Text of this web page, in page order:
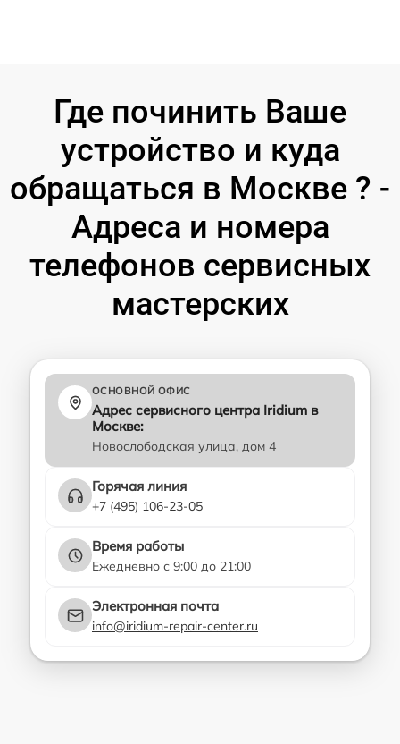
Где починить Ваше
устройство и куда
обращаться в Москве ? -
Адреса и номера
телефонов сервисных
мастерских
ОСНОВНОЙ ОФИС
Адрес сервисного центра Iridium в
Москве:
Новослободская улица, дом 4
Горячая линия
+7 (495) 106-23-05
Время работы
Ежедневно с 9:00 до 21:00
Электронная почта
info@iridium-repair-center.ru